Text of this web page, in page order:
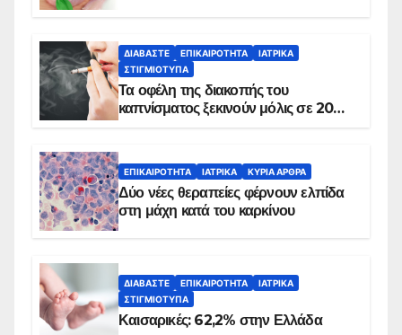
ΔΙΑΒΆΣΤΕ ΕΠΙΚΑΙΡΌΤΗΤΑ
ΙΑΤΡΙΚΆ
ΣΤΙΓΜΙΌΤΥΠΑ
Τα οφέλη της διακοπής του
καπνίσματος ξεκινούν μόλις σε 20
ΕΠΙΚΑΙΡΌΤΗΤΑ ΙΑΤΡΙΚΆ ΚΥΡΙΑ ΑΡΘΡΑ
Δύο νέες θεραπείες φέρνουν ελπίδα
στη μάχη κατά του καρκίνου
ΔΙΑΒΆΣΤΕ ΕΠΙΚΑΙΡΌΤΗΤΑ
ΙΑΤΡΙΚΆ
ΣΤΙΓΜΙΌΤΥΠΑ
Καισαρικές: 62,2% στην Ελλάδα